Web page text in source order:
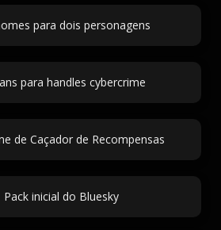
para dois personagens
para handles cybercrime
de Caçador de Recompensas
Pack inicial do Bluesky